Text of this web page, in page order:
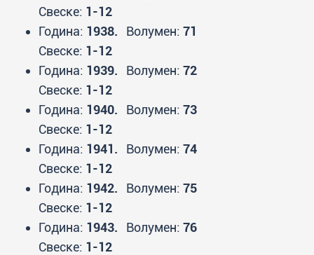
Свеске: 1-12
Година: 1938. Волумен: 71
Свеске: 1-12
Година: 1939. Волумен: 72
Свеске: 1-12
Година: 1940. Волумен: 73
Свеске: 1-12
Година: 1941. Волумен: 74
Свеске: 1-12
Година: 1942. Волумен: 75
Свеске: 1-12
Година: 1943. Волумен: 76
Свеске: 1-12